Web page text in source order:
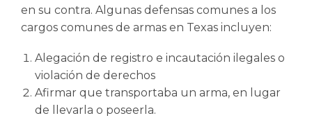
en su contra. Algunas defensas comunes a los
cargos comunes de armas en Texas incluyen:
Alegación de registro e incautación ilegales o
violación de derechos
Afirmar que transportaba un arma, en lugar
de llevarla o poseerla.